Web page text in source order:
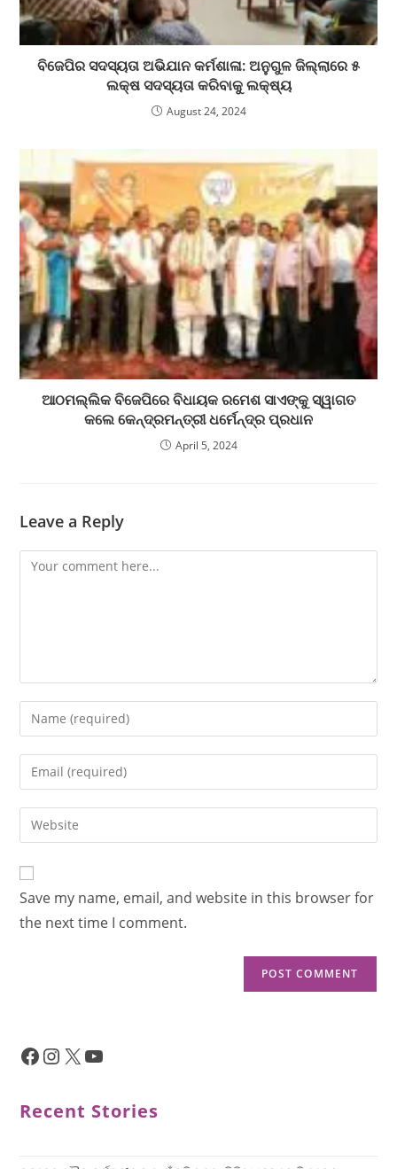
ବିଜେପିର ସଦସ୍ୟତା ଅଭିଯାନ କର୍ମଶାଳା: ଅନୁଗୁଳ ଜିଲ୍ଲାରେ ୫
ଲକ୍ଷ ସଦସ୍ୟତା କରିବାକୁ ଲକ୍ଷ୍ୟ
August 24, 2024
ଆଠମଲ୍ଲିକ ବିଜେପିରେ ବିଧାୟକ ରମେଶ ସାଏଙ୍କୁ ସ୍ୱାଗତ
କଲେ କେନ୍ଦ୍ରମନ୍ତ୍ରୀ ଧର୍ମେନ୍ଦ୍ର ପ୍ରଧାନ
April 5, 2024
Leave a Reply
Save my name, email, and website in this browser for
the next time I comment.
Recent Stories